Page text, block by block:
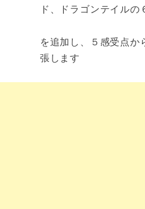
ド、ドラゴンテイルの
を追加し、５感受点か
張します